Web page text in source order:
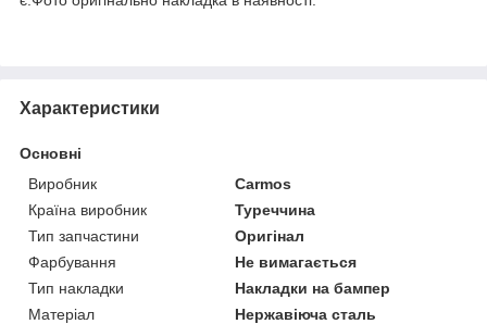
Характеристики
Основні
Виробник
Carmos
Країна виробник
Туреччина
Тип запчастини
Оригінал
Фарбування
Не вимагається
Тип накладки
Накладки на бампер
Матеріал
Нержавіюча сталь